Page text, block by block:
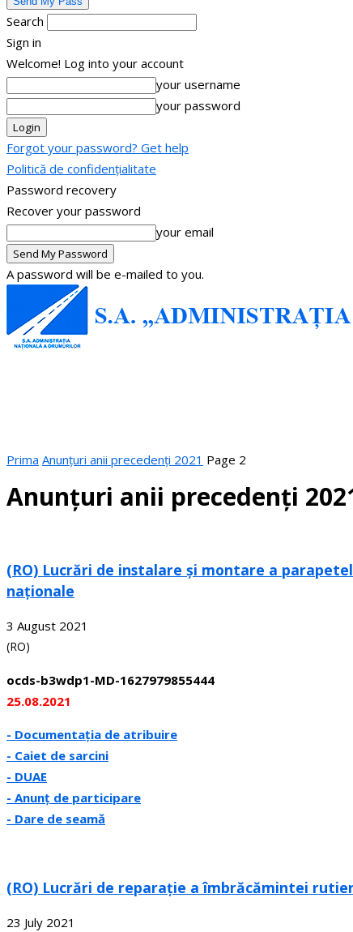
Search
Sign in
Welcome! Log into your account
your username
your password
Forgot your password? Get help
Politică de confidențialitate
Password recovery
Recover your password
your email
A password will be e-mailed to you.
Prima Anunțuri anii precedenți 2021 Page 2
Anunțuri anii precedenți
(RO) Lucrări de instalare și montare a
naționale
3 August 2021
(RO)
ocds-b3wdp1-MD-1627979855444
25.08.2021
- Documentația de atribuire
- Caiet de sarcini
- DUAE
- Anunț de participare
- Dare de seamă
(RO) Lucrări de reparație a îmbrăcămintei
23 July 2021